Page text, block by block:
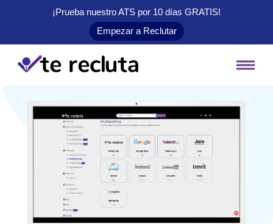
¡Prueba nuestro ATS por 10 días GRATIS!
Empezar a Reclutar